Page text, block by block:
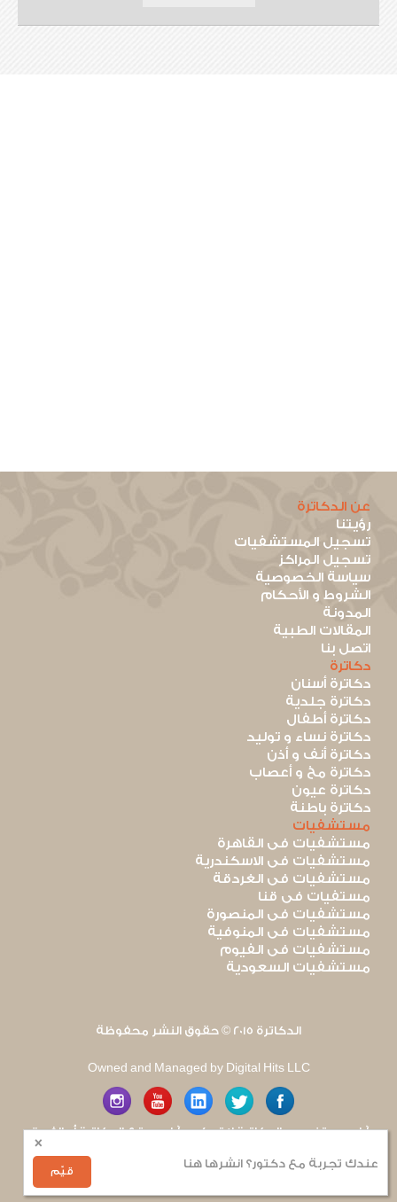
×
قيّم
عندك تجربة مع دكتور؟ انشرها هنا
عن الدكاترة
رؤيتنا
تسجيل المستشفيات
تسجيل المراكز
سياسة الخصوصية
الشروط و الأحكام
المدونة
المقالات الطبية
اتصل بنا
دكاترة
دكاترة أسنان
دكاترة جلدية
دكاترة أطفال
دكاترة نساء و توليد
دكاترة أنف و أذن
دكاترة مخ و أعصاب
دكاترة عيون
دكاترة باطنة
مستشفيات
مستشفيات فى القاهرة
مستشفيات فى الاسكندرية
مستشفيات فى الغردقة
مستفيات فى قنا
مستشفيات فى المنصورة
مستشفيات فى المنوفية
مستشفيات فى الفيوم
مستشفيات السعودية
الدكاترة 2015 © حقوق النشر محفوظة
Owned and Managed by Digital Hits LLC
آراء مستخدمى الدكاترة لا تعكس آراء موقع الدكاترة أو الفريق
العامل به. يتم بذل قصارى الجهد لضمان منع نشر أى اساءة أو
هجوم شخصى.للإبلاغ عن أى إساءة